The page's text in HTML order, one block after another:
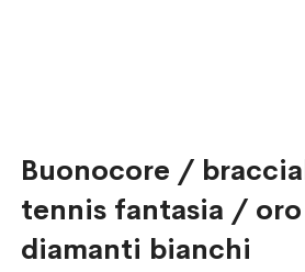
Buonocore /
tennis fantasia / oro
diamanti bianchi